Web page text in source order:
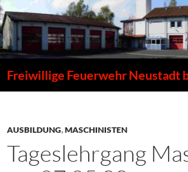
Zum
Inhalt
springen
Freiwillige Feuerwehr Neustadt
AUSBILDUNG,MASCHINISTEN
Tageslehrgang